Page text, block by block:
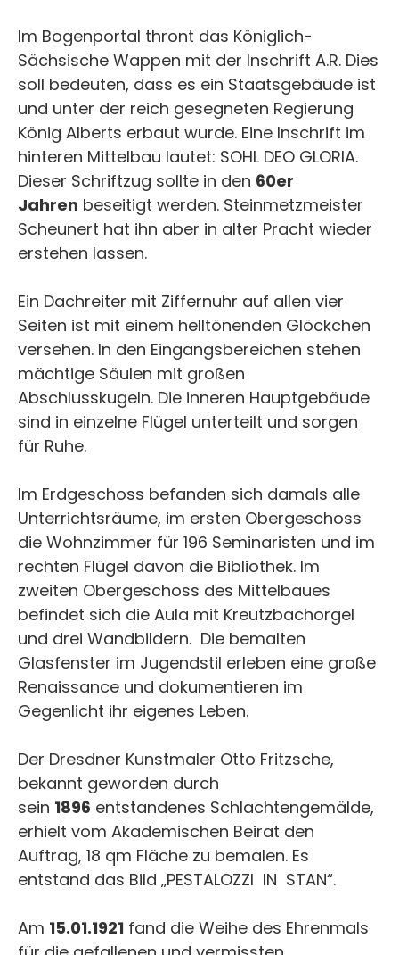
Im Bogenportal thront das Königlich-
Sächsische Wappen mit der Inschrift A.R. Dies
soll bedeuten, dass es ein Staatsgebäude ist
und unter der reich gesegneten Regierung
König Alberts erbaut wurde. Eine Inschrift im
hinteren Mittelbau lautet: SOHL DEO GLORIA.
Dieser Schriftzug sollte in den 60er
Jahren beseitigt werden. Steinmetzmeister
Scheunert hat ihn aber in alter Pracht wieder
erstehen lassen.
Ein Dachreiter mit Ziffernuhr auf allen vier
Seiten ist mit einem helltönenden Glöckchen
versehen. In den Eingangsbereichen stehen
mächtige Säulen mit großen
Abschlusskugeln. Die inneren Hauptgebäude
sind in einzelne Flügel unterteilt und sorgen
für Ruhe.
Im Erdgeschoss befanden sich damals alle
Unterrichtsräume, im ersten Obergeschoss
die Wohnzimmer für 196 Seminaristen und im
rechten Flügel davon die Bibliothek. Im
zweiten Obergeschoss des Mittelbaues
befindet sich die Aula mit Kreutzbachorgel
und drei Wandbildern. Die bemalten
Glasfenster im Jugendstil erleben eine große
Renaissance und dokumentieren im
Gegenlicht ihr eigenes Leben.
Der Dresdner Kunstmaler Otto Fritzsche,
bekannt geworden durch
sein 1896 entstandenes Schlachtengemälde,
erhielt vom Akademischen Beirat den
Auftrag, 18 qm Fläche zu bemalen. Es
entstand das Bild „PESTALOZZI IN STAN“.
Am 15.01.1921 fand die Weihe des Ehrenmals